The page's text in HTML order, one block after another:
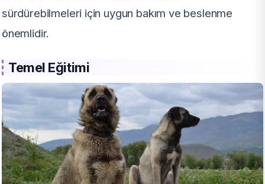
sürdürebilmeleri için uygun bakım ve beslenme
önemlidir.
Temel Eğitimi